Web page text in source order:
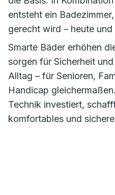
entsteht ein
gerecht wird – heute und
Smarte Bäder erhöhen
sorgen für Sicherheit
Alltag – für Senioren,
Handicap
Technik investiert,
komfortables und